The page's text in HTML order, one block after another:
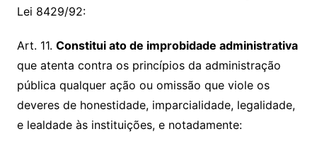
Lei 8429/92:
Art. 11. Constitui ato de improbidade administrativa
que atenta contra os princípios da administração
pública qualquer ação ou omissão que viole os
deveres de honestidade, imparcialidade, legalidade,
e lealdade às instituições, e notadamente: